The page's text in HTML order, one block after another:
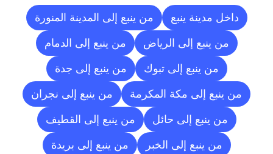
داخل مدينة ينبع من ينبع إلى المدينة المنورة
من ينبع إلى الرياض من ينبع إلى الدمام
من ينبع إلى تبوك من ينبع إلى جدة
من ينبع إلى مكة المكرمة من ينبع إلى نجران
من ينبع إلى حائل من ينبع إلى القطيف
من ينبع إلى الخبر من ينبع إلى بريدة